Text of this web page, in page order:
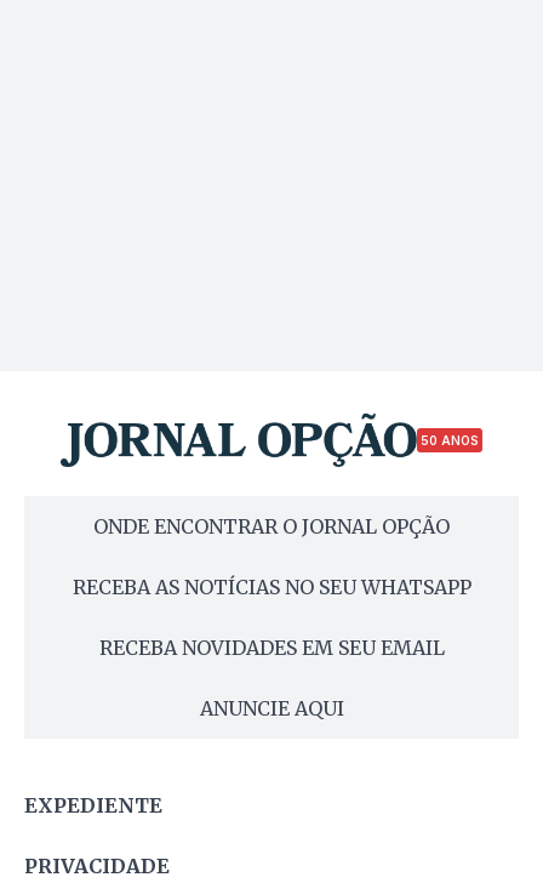
50 ANOS
ONDE ENCONTRAR O JORNAL OPÇÃO
RECEBA AS NOTÍCIAS NO SEU WHATSAPP
RECEBA NOVIDADES EM SEU EMAIL
ANUNCIE AQUI
EXPEDIENTE
PRIVACIDADE